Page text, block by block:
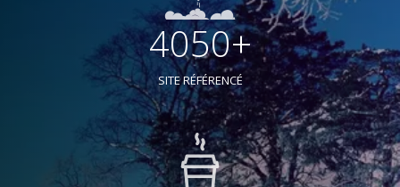
4050+
SITE RÉFÉRENCÉ